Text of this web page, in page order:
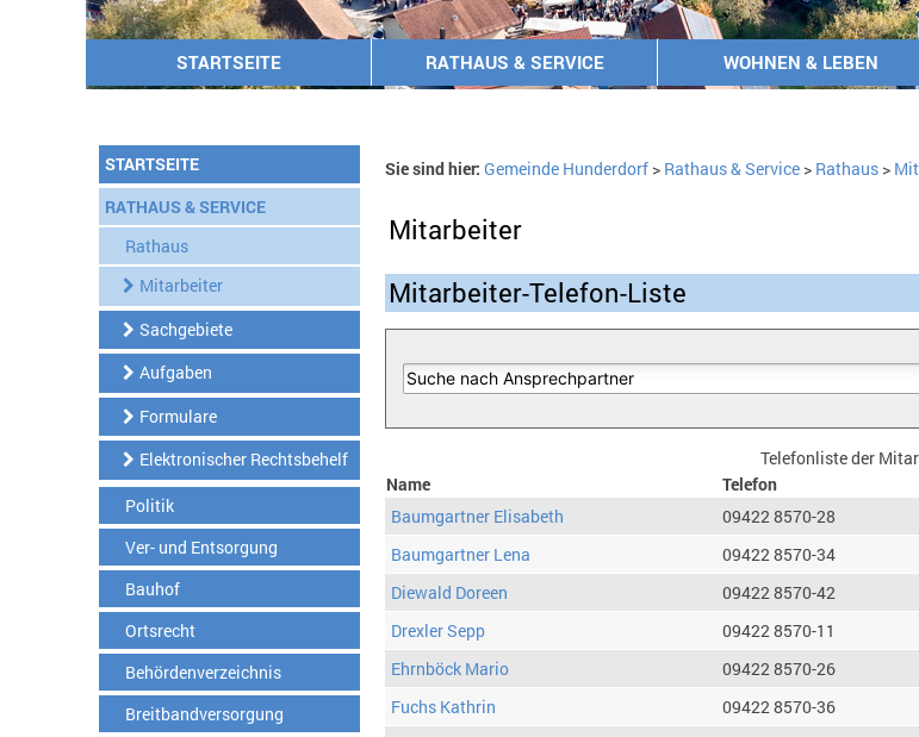
STARTSEITE RATHAUS & SERVICE WOHNEN & LEBEN
STARTSEITE
RATHAUS & SERVICE
Rathaus
Mitarbeiter
Sachgebiete
Aufgaben
Formulare
Elektronischer Rechtsbehelf
Politik
Ver- und Entsorgung
Bauhof
Ortsrecht
Behördenverzeichnis
Breitbandversorgung
Sie sind hier: Gemeinde Hunderdorf> Rathaus & Service> Rathaus>
Mitarbeiter
Mitarbeiter-Telefon-Liste
Telefonliste der
Name
Telefon
Baumgartner Elisabeth
09422 8570-28
Baumgartner Lena
09422 8570-34
Diewald Doreen
09422 8570-42
Drexler Sepp
09422 8570-11
Ehrnböck Mario
09422 8570-26
Fuchs Kathrin
09422 8570-36